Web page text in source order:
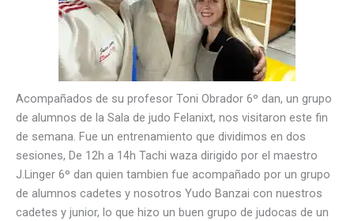
Acompañados de su profesor Toni Obrador 6º dan, un grupo
de alumnos de la Sala de judo Felanixt, nos visitaron este fin
de semana. Fue un entrenamiento que dividimos en dos
sesiones, De 12h a 14h Tachi waza dirigido por el maestro
J.Linger 6º dan quien tambien fue acompañado por un grupo
de alumnos cadetes y nosotros Yudo Banzai con nuestros
cadetes y junior, lo que hizo un buen grupo de judocas de un